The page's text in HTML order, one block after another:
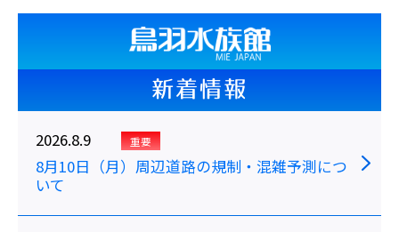
新着情報
2026.8.9 重要
8月10日（月）周辺道路の規制・混雑予測につ
いて